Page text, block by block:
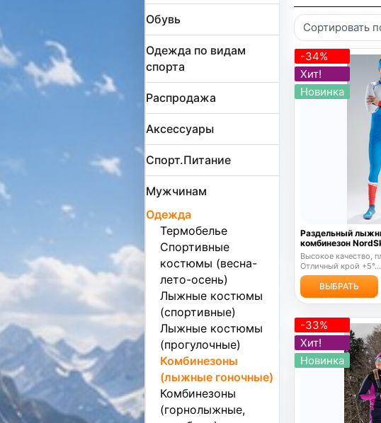
Обувь
Одежда по видам
спорта
Распродажа
Аксессуары
Спорт.Питание
Мужчинам
Одежда
Термобелье
Спортивные
костюмы (весна-
лето-осень)
Лыжные костюмы
(спортивные)
Лыжные костюмы
(прогулочные)
Комбинезоны
(лыжные гоночные)
Комбинезоны
(горнолыжные,
Сортировать
-34%
Хит!
Новинка
Раздельный
комбинезон
2020
Высокое качество,
Отличный крой
ВЫБРАТЬ
-33%
Хит!
Новинка